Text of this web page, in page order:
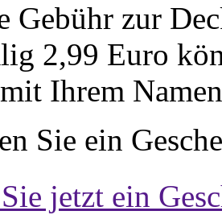
Gebühr zur
2,99 Euro
Ihrem
Sie ein
jetzt ein